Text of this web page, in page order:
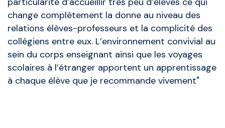
change complètement la donne au niveau des
relations élèves-professeurs et la complicité des
collégiens entre eux. L’environnement convivial au
sein du corps enseignant ainsi que les voyages
scolaires à l’étranger apportent un apprentissage
à chaque élève que je recommande vivement"